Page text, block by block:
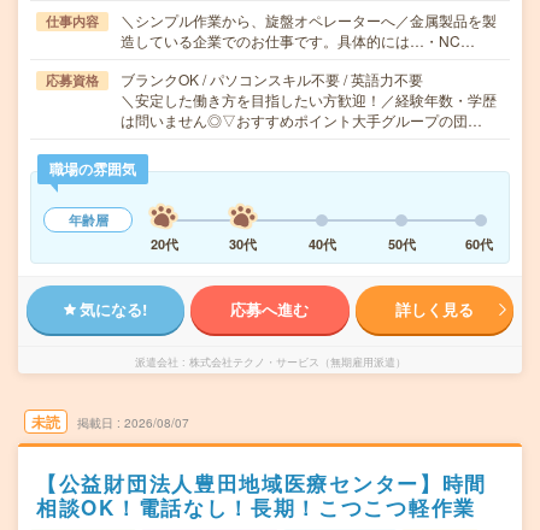
仕事内容
＼シンプル作業から、旋盤オペレーターへ／金属製品を製
造している企業でのお仕事です。具体的には…・NC…
応募資格
ブランクOK / パソコンスキル不要 / 英語力不要
＼安定した働き方を目指したい方歓迎！／経験年数・学歴
は問いません◎▽おすすめポイント大手グループの団…
職場の雰囲気
年齢層
20代
30代 40代 50代 60代
気になる! 応募へ進む 詳しく見る
派遣会社 株式会社テクノ・サービス（無期雇用派遣）
未読 掲載日 2026/08/07
【公益財団法人豊田地域医療センター】時間
相談OK！電話なし！長期！こつこつ軽作業